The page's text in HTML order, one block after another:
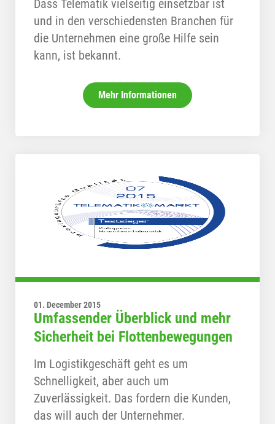
Dass Telematik vielseitig einsetzbar ist
und in den verschiedensten Branchen für
die Unternehmen eine große Hilfe sein
kann, ist bekannt.
Mehr Informationen
01. December 2015
Umfassender Überblick und mehr
Sicherheit bei Flottenbewegungen
Im Logistikgeschäft geht es um
Schnelligkeit, aber auch um
Zuverlässigkeit. Das fordern die Kunden,
das will auch der Unternehmer.